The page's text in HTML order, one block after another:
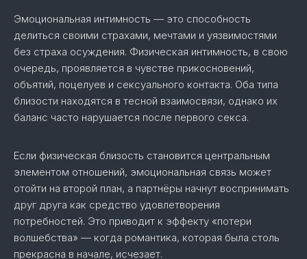
Эмоциональная интимность — это способность
делиться своими страхами, мечтами и уязвимостями
без страха осуждения. Физическая интимность, в свою
очередь, проявляется в чувстве прикосновений,
объятий, поцелуев и сексуального контакта. Оба типа
близости находятся в тесной взаимосвязи, однако их
баланс часто нарушается после первого секса.
Если физическая близость становится центральным
элементом отношений, эмоциональная связь может
отойти на второй план, а партнёры начнут воспринимать
друг друга как средство удовлетворения
потребностей. Это приводит к эффекту «потери
волшебства» — когда романтика, которая была столь
прекрасна в начале, исчезает.